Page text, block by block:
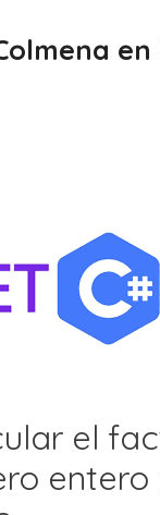
el
entero